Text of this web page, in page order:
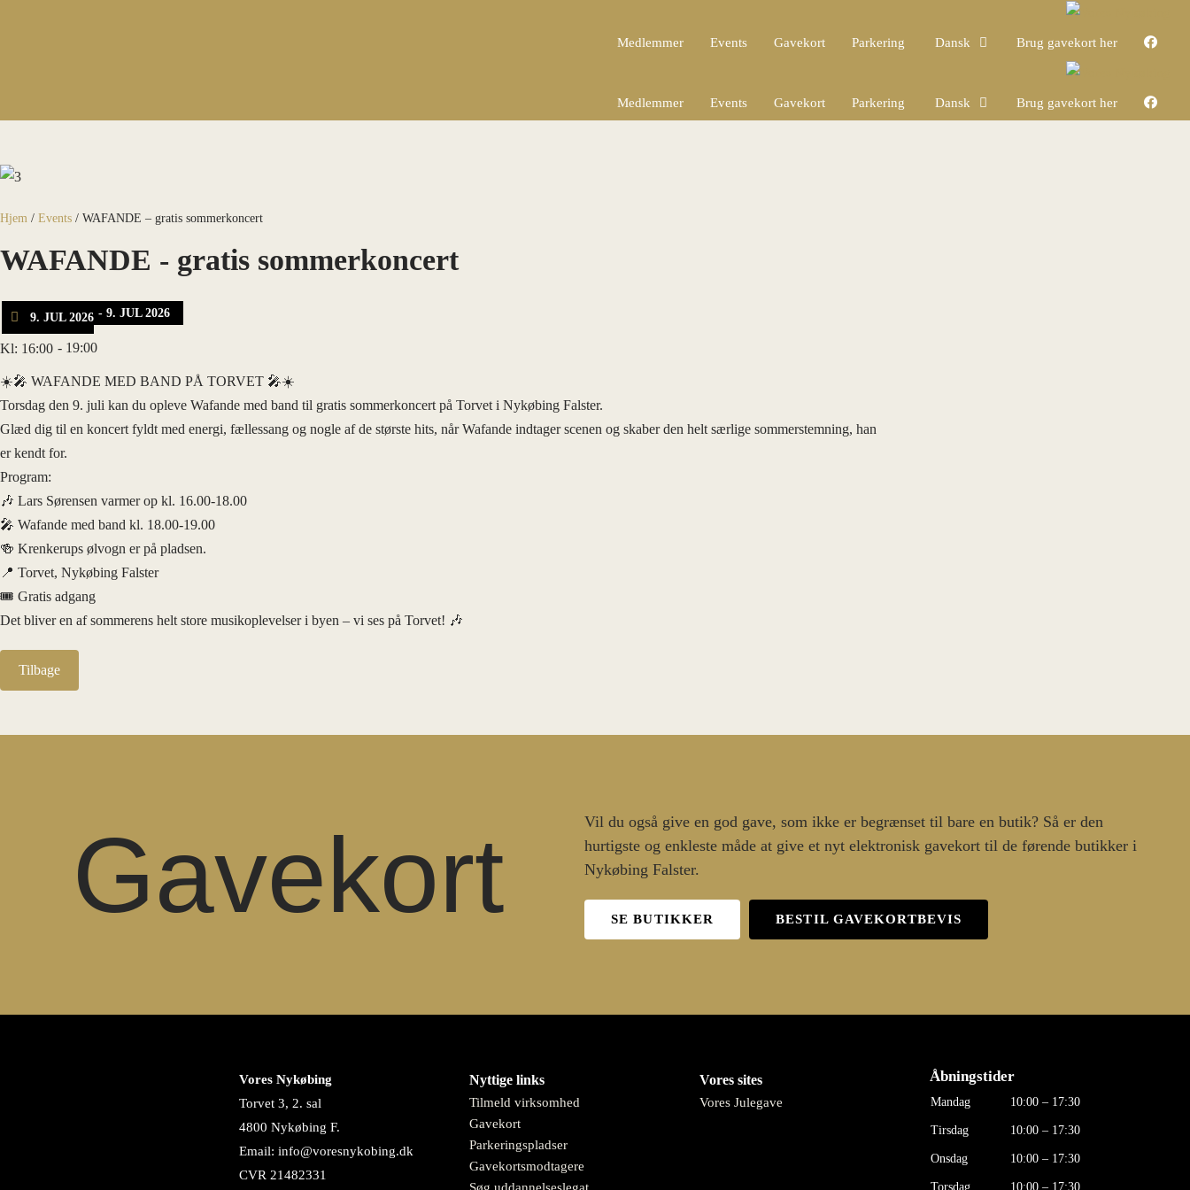
Medlemmer Events Gavekort Parkering Dansk Brug gavekort her
Medlemmer Events Gavekort Parkering Dansk Brug gavekort her
Hjem / Events / WAFANDE – gratis sommerkoncert
WAFANDE - gratis sommerkoncert
9. JUL 2026 - 9. JUL 2026
Kl: 16:00 - 19:00
☀️🎤 WAFANDE MED BAND PÅ TORVET 🎤☀️
Torsdag den 9. juli kan du opleve Wafande med band til gratis sommerkoncert på Torvet i Nykøbing Falster.
Glæd dig til en koncert fyldt med energi, fællessang og nogle af de største hits, når Wafande indtager scenen og skaber den helt særlige sommerstemning, han
er kendt for.
Program:
🎶 Lars Sørensen varmer op kl. 16.00-18.00
🎤 Wafande med band kl. 18.00-19.00
🍻 Krenkerups ølvogn er på pladsen.
📍 Torvet, Nykøbing Falster
🎟️ Gratis adgang
Det bliver en af sommerens helt store musikoplevelser i byen – vi ses på Torvet! 🎶
Tilbage
Gavekort
Vil du også give en god gave, som ikke er begrænset til bare en butik? Så er den
hurtigste og enkleste måde at give et nyt elektronisk gavekort til de førende butikker i
Nykøbing Falster.
SE BUTIKKER BESTIL GAVEKORTBEVIS
Vores Nykøbing
Torvet 3, 2. sal
4800 Nykøbing F.
Email: info@voresnykobing.dk
CVR 21482331
Nyttige links
Tilmeld virksomhed
Gavekort
Parkeringspladser
Gavekortsmodtagere
Vores sites
Vores Julegave
Åbningstider
Mandag 10:00 – 17:30
Tirsdag 10:00 – 17:30
Onsdag 10:00 – 17:30
Torsdag 10:00 – 17:30